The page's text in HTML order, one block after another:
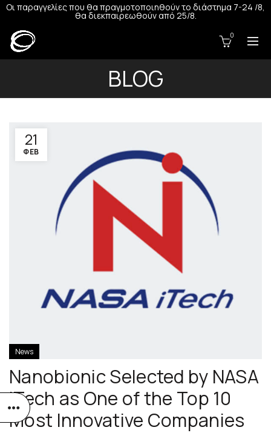
Οι παραγγελίες που θα πραγμοτοποιηθούν το διάστημα 7-24 /8,
θα διεκπαιρεωθούν από 25/8.
0
BLOG
21
ΦΕΒ
News
Nanobionic Selected by NASA
iTech as One of the Top 10
Most Innovative Companies